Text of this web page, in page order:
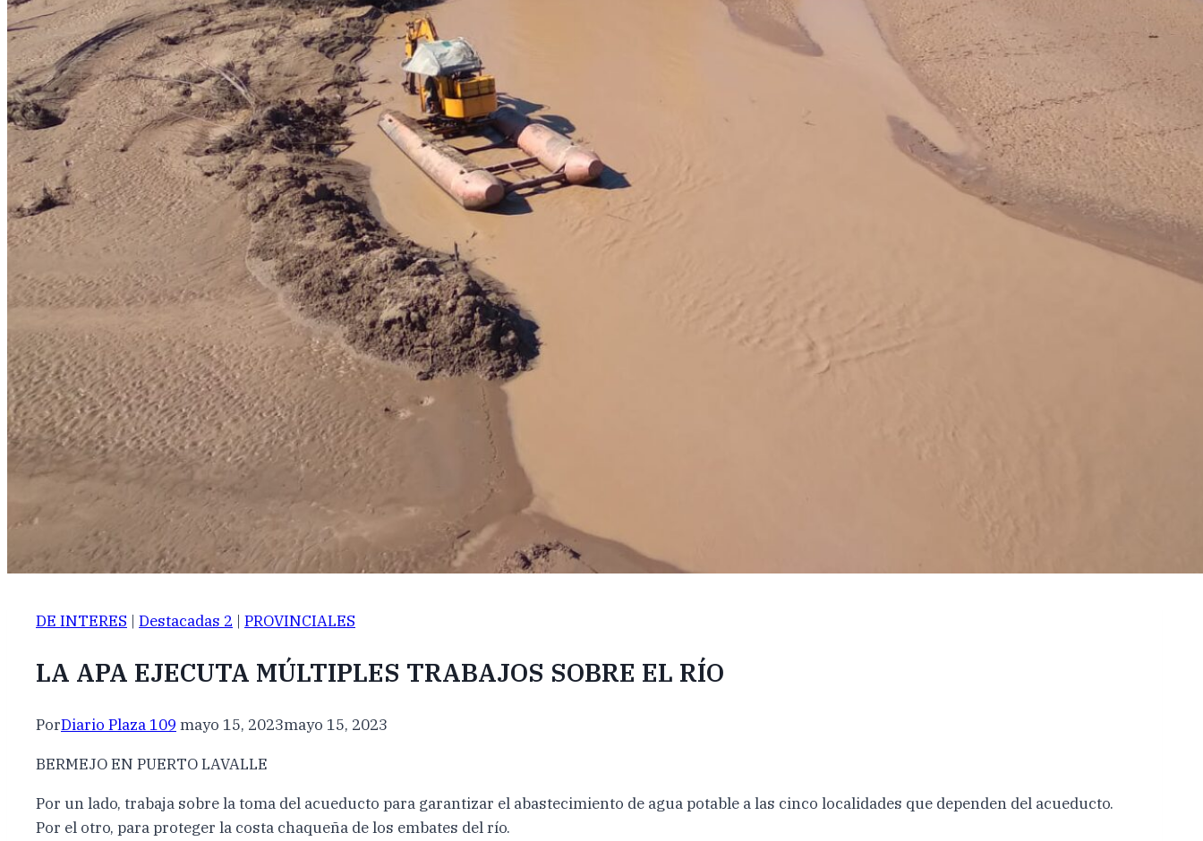
DE INTERES | Destacadas 2 | PROVINCIALES
LA APA EJECUTA MÚLTIPLES TRABAJOS SOBRE EL RÍO
PorDiario Plaza 109 mayo 15, 2023mayo 15, 2023
BERMEJO EN PUERTO LAVALLE
Por un lado, trabaja sobre la toma del acueducto para garantizar el abastecimiento de agua potable a las cinco localidades que dependen del acueducto.
Por el otro, para proteger la costa chaqueña de los embates del río.